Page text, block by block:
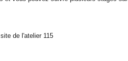
de l'atelier 115